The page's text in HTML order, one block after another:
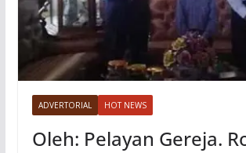
ADVERTORIAL HOT NEWS
Oleh: Pelayan Gereja.